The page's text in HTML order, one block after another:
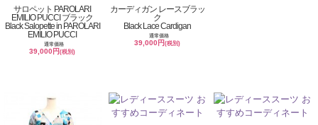
サロペット PAROLARI
EMILIO PUCCI ブラック
Black Salopette in PAROLARI
EMILIO PUCCI
通常価格
39,000円(税別)
カーディガン レースブラッ
ク
Black Lace Cardigan
通常価格
39,000円(税別)